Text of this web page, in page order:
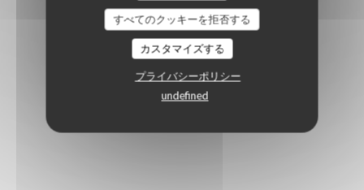
すべてのクッキーを拒否する
カスタマイズする
プライバシーポリシー
undefined